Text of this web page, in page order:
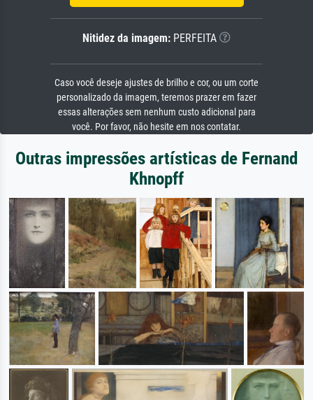
Nitidez da imagem: PERFEITA
Caso você deseje ajustes de brilho e cor, ou um corte
personalizado da imagem, teremos prazer em fazer
essas alterações sem nenhum custo adicional para
você. Por favor, não hesite em nos contatar.
Outras impressões artísticas de Fernand
Khnopff